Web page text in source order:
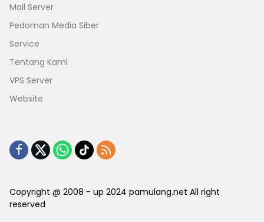
Mail Server
Pedoman Media Siber
Service
Tentang Kami
VPS Server
Website
Copyright @ 2008 - up 2024 pamulang.net All right
reserved